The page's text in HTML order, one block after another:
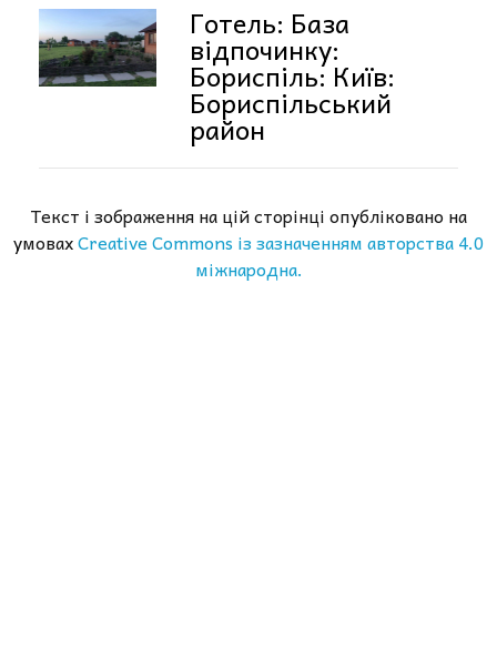
Готель: База
відпочинку:
Бориспіль: Київ:
Бориспільський
район
Текст і зображення на цій сторінці опубліковано на
умовахCreative Commons із зазначенням авторства 4.0
міжнародна.